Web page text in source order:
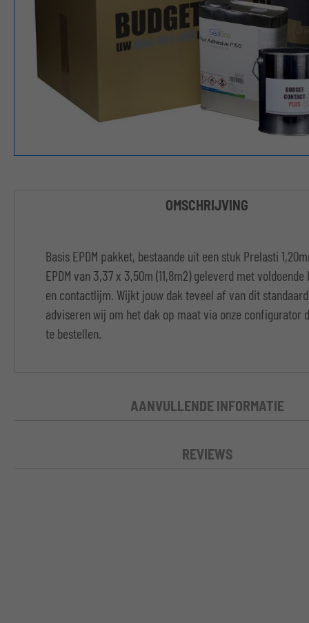
OMSCHRIJVING
Basis EPDM pakket, bestaande uit een stuk Prelasti
EPDM van 3,37 x 3,50m (11,8m2) geleverd met
en contactlijm. Wijkt jouw dak teveel af van dit
adviseren wij om het dak op maat via onze configurator
te bestellen.
AANVULLENDE INFORMATIE
REVIEWS